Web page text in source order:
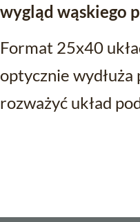
wygląd wąskiego
Format 25x40
optycznie
rozważyć układ